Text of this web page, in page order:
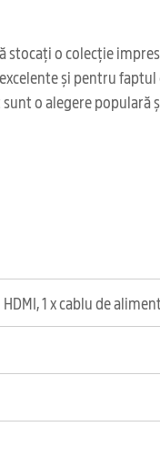
stocați o colecție
și pentru
o alegere
1 x cablu de